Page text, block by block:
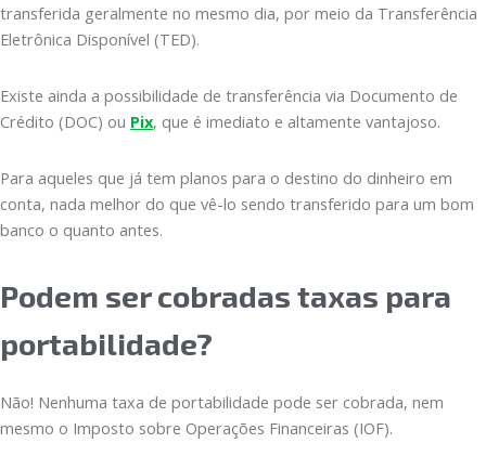
transferida geralmente no mesmo dia, por meio da Transferência
Eletrônica Disponível (TED).
Existe ainda a possibilidade de transferência via Documento de
Crédito (DOC) ou Pix, que é imediato e altamente vantajoso.
Para aqueles que já tem planos para o destino do dinheiro em
conta, nada melhor do que vê-lo sendo transferido para um bom
banco o quanto antes.
Podem ser cobradas taxas para
portabilidade?
Não! Nenhuma taxa de portabilidade pode ser cobrada, nem
mesmo o Imposto sobre Operações Financeiras (IOF).